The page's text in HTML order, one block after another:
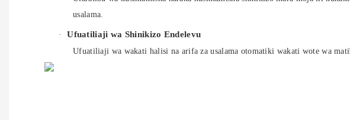
usalama.
· Ufuatiliaji wa Shinikizo Endelevu
Ufuatiliaji wa wakati halisi na arifa za usalama otomatiki wakati wote wa